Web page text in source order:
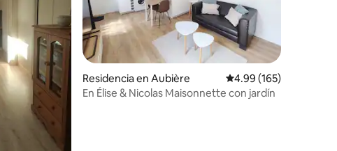
Residencia en Aubière Calificación promedio:
4.99 (165)
En Élise & Nicolas Maisonnette con jardín